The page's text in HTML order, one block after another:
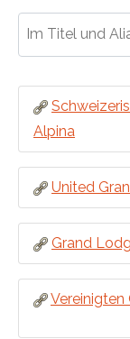
Alpina
United
Grand